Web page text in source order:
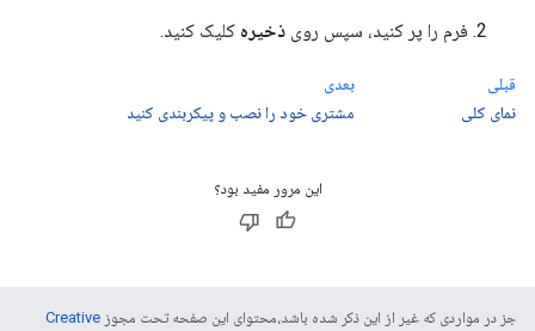
فرم را پر کنید، سپس روی ذخیره کلیک کنید.
قبلی
نمای کلی
بعدی
مشتری خود را نصب و پیکربندی کنید
این مرور مفید بود؟
جز در مواردی که غیر از این ذکر شده باشد،‌محتوای این صفحه تحت مجوز Creative